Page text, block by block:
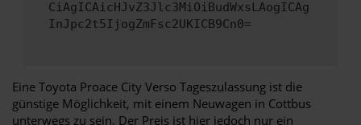
CiAgICAicHJvZ3Jlc3MiOiBudWxsLAogICAg
InJpc2t5IjogZmFsc2UKICB9Cn0=
Eine Toyota Proace City Verso Tageszulassung ist die
günstige Möglichkeit, mit einem Neuwagen in Cottbus
unterwegs zu sein. Der Preis ist hier jedoch nur ein